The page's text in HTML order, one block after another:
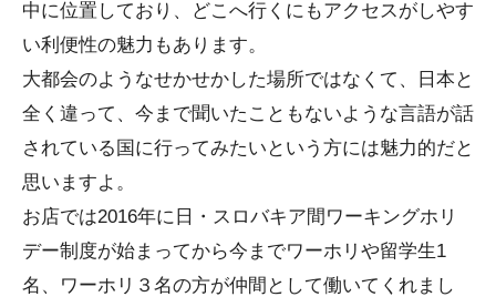
中に位置しており、どこへ行くにもアクセスがしやす
い利便性の魅力もあります。
大都会のようなせかせかした場所ではなくて、日本と
全く違って、今まで聞いたこともないような言語が話
されている国に行ってみたいという方には魅力的だと
思いますよ。
お店では2016年に日・スロバキア間ワーキングホリ
デー制度が始まってから今までワーホリや留学生1
名、ワーホリ３名の方が仲間として働いてくれまし